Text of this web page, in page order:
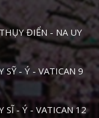
ĐIỂN - NA UY
SỸ - Ý - VATICAN 9
SĨ - Ý - VATICAN 12